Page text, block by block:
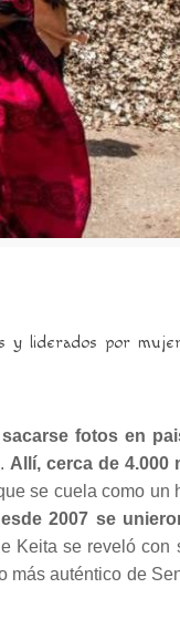
y liderados por
fotos en
. Allí, cerca de 4.000
se cuela como un
2007 se
Keita se reveló
auténtico de